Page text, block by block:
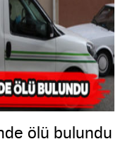
ölü bulundu